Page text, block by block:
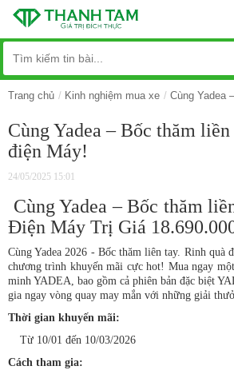
Trang chủ Kinh nghiệm mua xe Cùng Yadea
Cùng Yadea – Bốc thăm
điện Máy!
24/05/2025 15:01
Cùng Yadea – Bốc thăm
Điện Máy Trị Giá
Cùng Yadea 2026 - Bốc thăm liên tay. Rinh quà
chương trình khuyến mãi cực hot! Mua ngay
minh YADEA, bao gồm cả phiên bản đặc biệt
gia ngay vòng quay may mắn với những giải
Thời gian khuyến mãi:
Từ 10/01 đến 10/03/2026
Cách tham gia: